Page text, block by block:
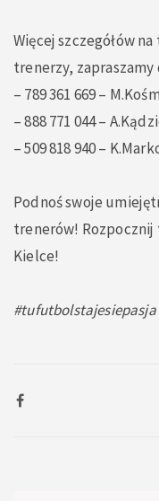
Więcej szczegółów
trenerzy,
– 789 361 669 –
– 888 771 044 –
– 509 818 940 –
Podnoś swoje
trenerów! Rozpocznij
Kielce!
#tufutbolstajesiepasja